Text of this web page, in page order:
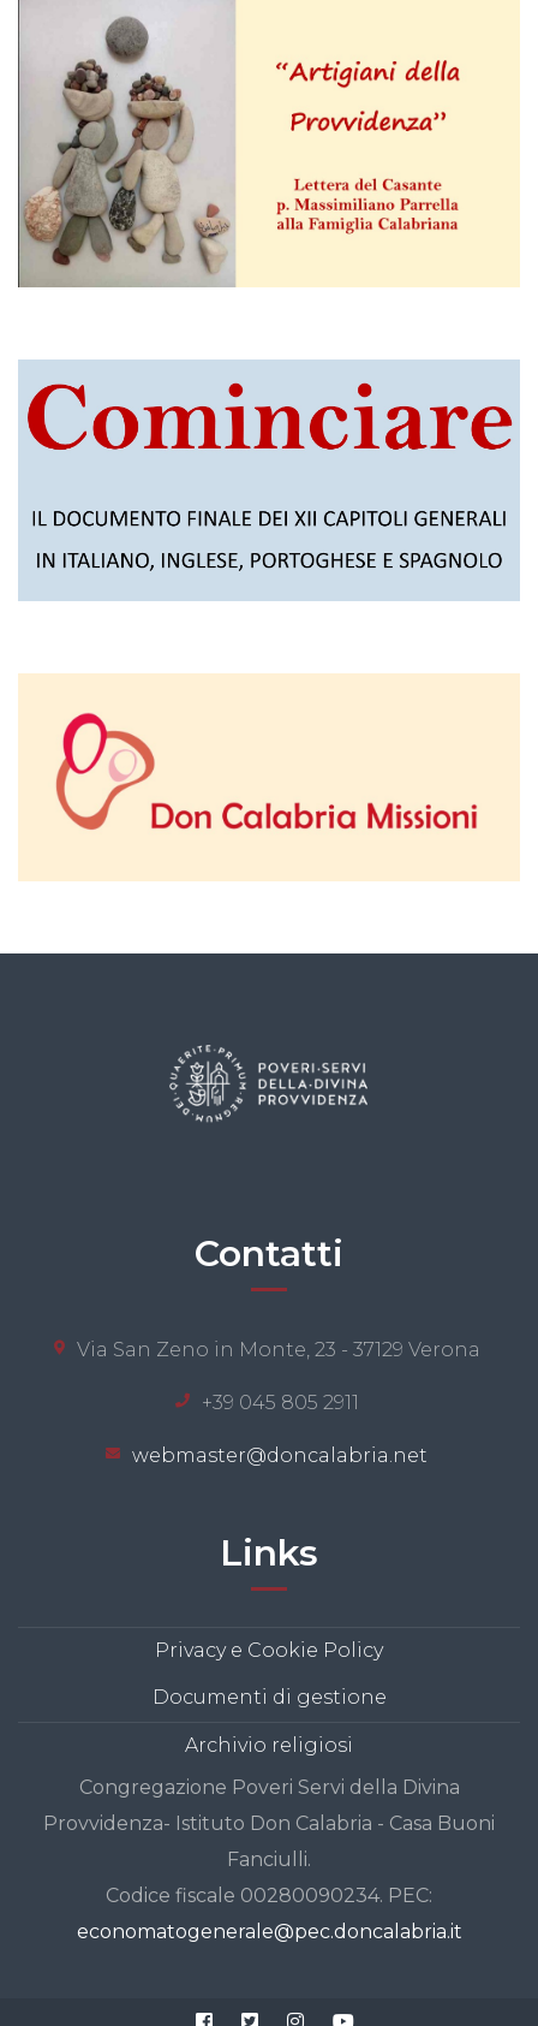
Contatti
Via San Zeno in Monte, 23 - 37129 Verona
+39 045 805 2911
webmaster@doncalabria.net
Links
Privacy e Cookie Policy
Documenti di gestione
Archivio religiosi
Congregazione Poveri Servi della Divina
Provvidenza- Istituto Don Calabria - Casa Buoni
Fanciulli.
Codice fiscale 00280090234. PEC:
economatogenerale@pec.doncalabria.it